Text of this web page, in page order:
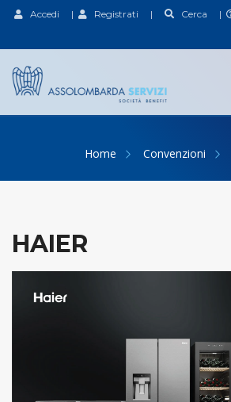
Accedi | Registrati | Cerca |
Home Convenzioni
HAIER